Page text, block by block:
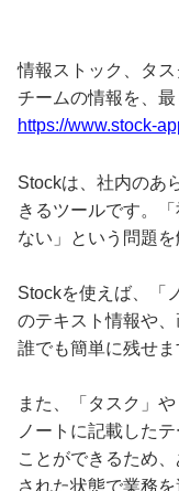
情報ストック、タ
チームの情報を、最
https://www.stock-
Stockは、社内のあ
きるツールです。
ない」という問題を
Stockを使えば、「
のテキスト情報や
誰でも簡単に残せま
また、「タスク」
ノートに記載した
ことができるため
された状態で業務を